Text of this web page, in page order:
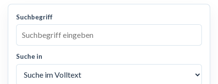
Suchbegriff
Suche in